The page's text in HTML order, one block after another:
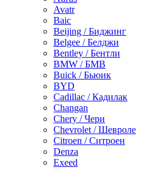
Avatr
Baic
Beijing / Биджинг
Belgee / Белджи
Bentley / Бентли
BMW / БМВ
Buick / Бьюик
BYD
Cadillac / Кадилак
Changan
Chery / Чери
Chevrolet / Шевроле
Citroen / Ситроен
Denza
Exeed